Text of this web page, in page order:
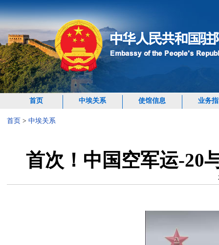
首页 中埃关系 使馆信息 业务
首页 > 中埃关系
首次！中国空军运-20